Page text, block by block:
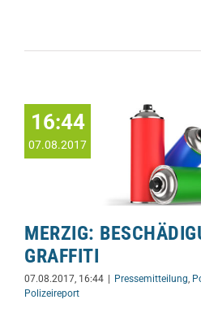
16:44
07.08.2017
MERZIG:
GRAFFITI
07.08.2017, 16:44 | Pressemitteilung
Polizeireport